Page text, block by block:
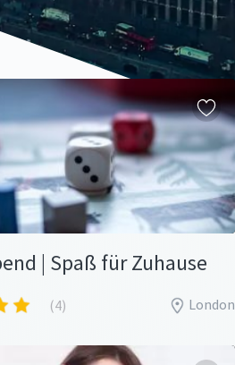
| Spaß für Zuhause
(4) London